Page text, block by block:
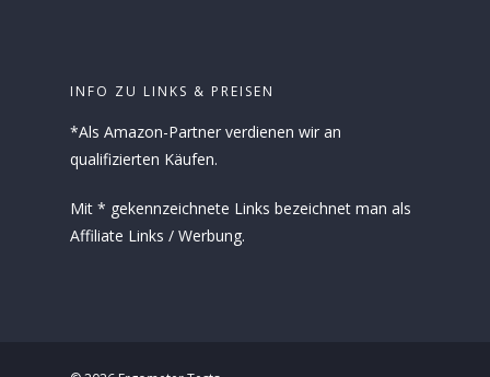
INFO ZU LINKS & PREISEN
*Als Amazon-Partner verdienen wir an
qualifizierten Käufen.
Mit * gekennzeichnete Links bezeichnet man als
Affiliate Links / Werbung.